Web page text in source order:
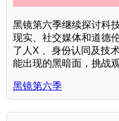
黑镜第六季继续探讨科
现实、社交媒体和道德
了人X 、身份认同及技
能出现的黑暗面，挑战
黑镜第六季